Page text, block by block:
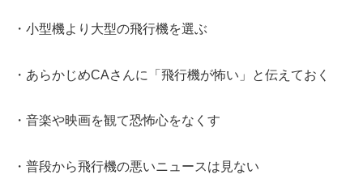
・小型機より大型の飛行機を選ぶ
・あらかじめCAさんに「飛行機が怖い」と伝えておく
・音楽や映画を観て恐怖心をなくす
・普段から飛行機の悪いニュースは見ない